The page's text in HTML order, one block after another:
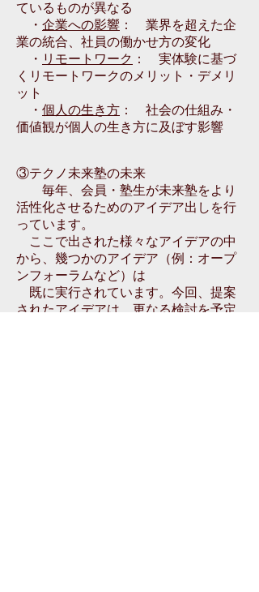
ているものが異なる
・ 企業への影響 ： 業界を超えた企
業の統合、社員の働かせ方の変化
・ リモートワーク ： 実体験に基づ
くリモートワークのメリット・デメリ
ット
・ 個人の生き方 ： 社会の仕組み・
価値観が個人の生き方に及ぼす影響
③テクノ未来塾の未来
毎年、会員・塾生が未来塾をより
活性化させるためのアイデア出しを行
っています。
ここで出された様々なアイデアの中
から、幾つかのアイデア（例：オープ
ンフォーラムなど）は
既に実行されています。今回、提案
されたアイデアは、更なる検討を予定